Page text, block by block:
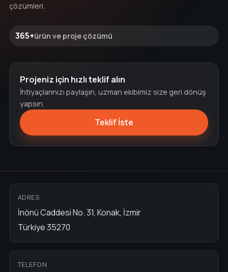
çözümleri.
365+ürün ve proje çözümü
Projeniz için hızlı teklif alın
İhtiyaçlarınızı paylaşın, uzman ekibimiz size geri dönüş
yapsın.
Teklif İste
ADRES
İnönü Caddesi No. 31, Konak, İzmir
Türkiye 35270
TELEFON